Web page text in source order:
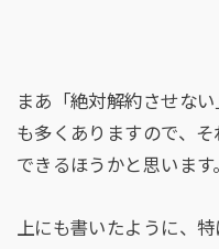
まあ「絶対解約させな
も多くありますので、
できるほうかと思います
上にも書いたように、特